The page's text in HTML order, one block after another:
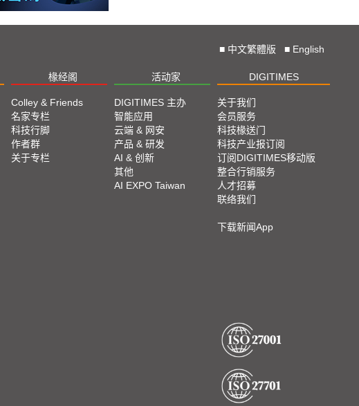
■ 中文繁體版 ■ English
椽经阁 活动家 DIGITIMES
Colley & Friends
名家专栏
科技行脚
作者群
关于专栏
DIGITIMES 主办
智能应用
云端 & 网安
产品 & 研发
AI & 创新
其他
AI EXPO Taiwan
关于我们
会员服务
科技椽送门
科技产业报订阅
订阅DIGITIMES移动版
整合行销服务
人才招募
联络我们
下载新闻App